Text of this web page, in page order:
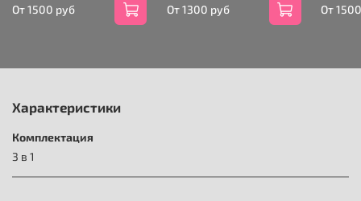
От1500 руб
От 1300 руб От
Характеристики
Комплектация
3 в 1